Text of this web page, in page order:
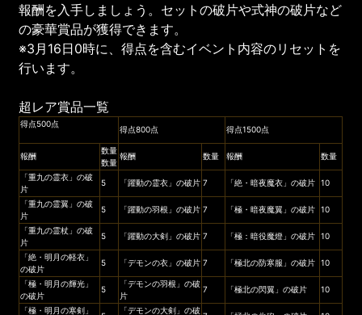
報酬を入手しましょう。セットの破片や式神の破片など
の豪華賞品が獲得できます。
※3月16日0時に、得点を含むイベント内容のリセットを
行います。
超レア賞品一覧
得点500点
得点800点 得点1500点
報酬
数量
数量
報酬 数量 報酬 数量
「重九の霊衣」の破
片
5 「躍動の霊衣」の破片 7 「絶・暗夜魔衣」の破片 10
「重九の霊翼」の破
片
5 「躍動の羽根」の破片 7 「極・暗夜魔翼」の破片 10
「重九の霊杖」の破
片
5 「躍動の大剣」の破片 7 「極：暗役魔燈」の破片 10
「絶・明月の軽衣」
の破片
5 「デモンの衣」の破片 7 「極北の防寒服」の破片 10
「極・明月の輝光」
の破片
5
「デモンの羽根」の破
片
7 「極北の閃翼」の破片 10
「極・明月の寒剣」
「デモンの大剣」の破